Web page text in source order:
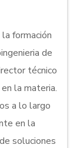
formación
de
técnico
la materia.
a lo largo
en la
soluciones